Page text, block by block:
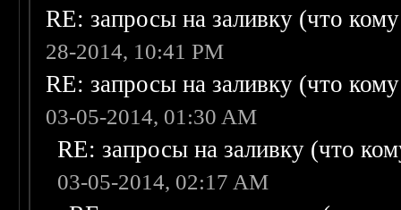
RE: запросы на заливку (что
28-2014, 10:41 PM
RE: запросы на заливку (что
03-05-2014, 01:30 AM
RE: запросы на заливку (что
03-05-2014, 02:17 AM